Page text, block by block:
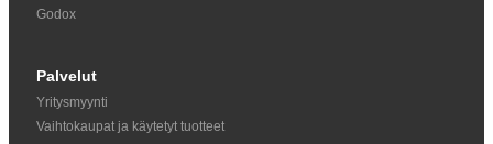
Godox
Palvelut
Yritysmyynti
Vaihtokaupat ja käytetyt tuotteet